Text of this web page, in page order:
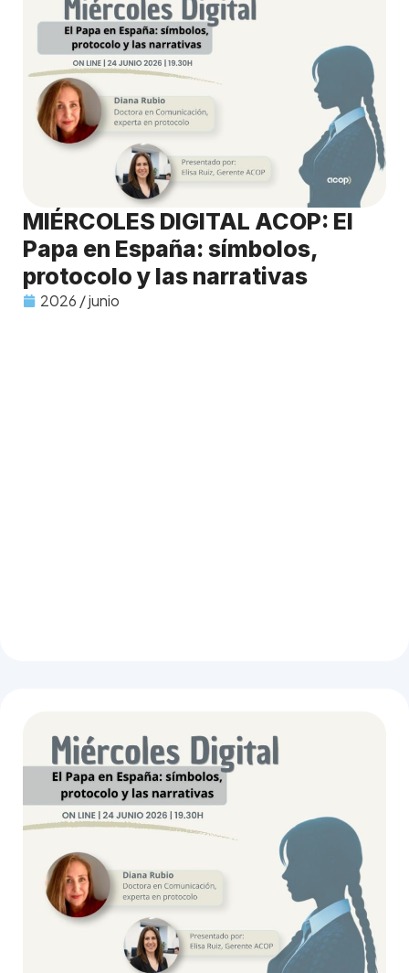
MIÉRCOLES DIGITAL ACOP: El
Papa en España: símbolos,
protocolo y las narrativas
2026 / junio